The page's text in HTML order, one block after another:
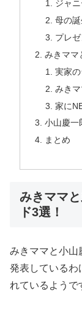
ジャ
母の
プレゼ
みきママ
実家
みき
家に
小山慶一
まとめ
みきママ
ド3選！
みきママと小山
発表しているわ
れているようで